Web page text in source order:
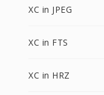
XC in JPEG
XC in FTS
XC in HRZ